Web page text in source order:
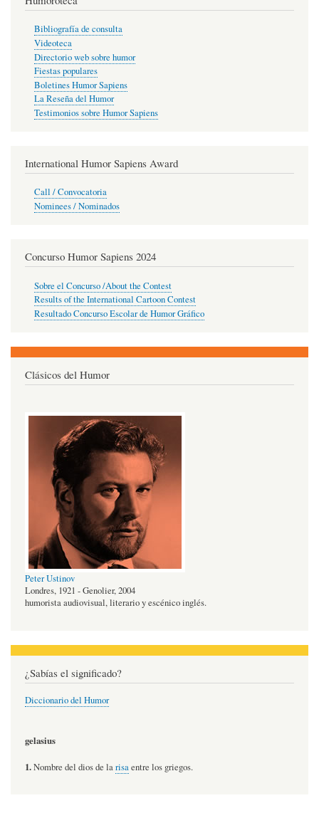
Bibliografía de consulta
Videoteca
Directorio web sobre humor
Fiestas populares
Boletines Humor Sapiens
La Reseña del Humor
Testimonios sobre Humor Sapiens
International Humor Sapiens Award
Call / Convocatoria
Nominees / Nominados
Concurso Humor Sapiens 2024
Sobre el Concurso /About the Contest
Results of the International Cartoon Contest
Resultado Concurso Escolar de Humor Gráfico
Clásicos del Humor
Peter Ustinov
Londres, 1921 - Genolier, 2004
humorista audiovisual, literario y escénico inglés.
¿Sabías el significado?
Diccionario del Humor
gelasius
1.Nombre del dios de larisaentre los griegos.